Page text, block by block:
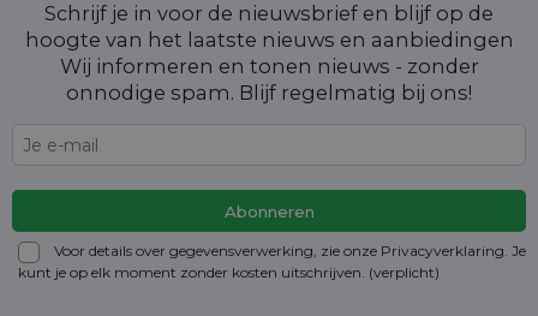
Schrijf je in voor de nieuwsbrief en blijf op de
hoogte van het laatste nieuws en aanbiedingen
Wij informeren en tonen nieuws - zonder
onnodige spam. Blijf regelmatig bij ons!
Voor details over gegevensverwerking, zie onze Privacyverklaring. Je
kunt je op elk moment zonder kosten uitschrijven . (verplicht)